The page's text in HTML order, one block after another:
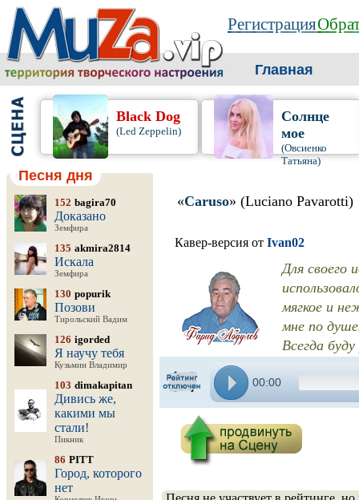
Регистрация
Главная
Black Dog
(Led Zeppelin)
Солнце
мое
(Овсиенко
Татьяна)
Песня дня
152 bagira70
Доказано
Земфира
135 akmira2814
Искала
Земфира
130 popurik
Позови
Тирольский Вадим
126 igorded
Я научу тебя
Кузьмин Владимир
103 dimakapitan
Дивись же,
какими мы
стали!
Пикник
86 PITT
Город, которого
нет
«Caruso» (Luciano Pavarotti)
Кавер-версия от Ivan02
Для своего
мягкое и
мне по
Всегда
00:00